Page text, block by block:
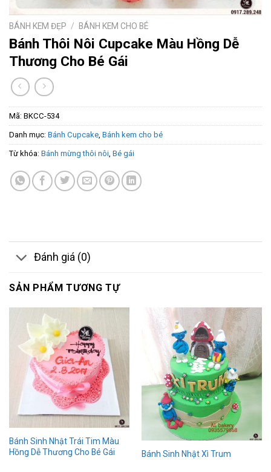
BÁNH KEM ĐẸP / BÁNH KEM CHO BÉ
Bánh Thôi Nôi Cupcake Màu Hồng Dễ
Thương Cho Bé Gái
Mã: BKCC-534
Danh mục: Bánh Cupcake, Bánh kem cho bé
Từ khóa: Bánh mừng thôi nôi, Bé gái
Đánh giá (0)
SẢN PHẨM TƯƠNG TỰ
Bánh Sinh Nhật Trái Tim Màu
Hồng Dễ Thương Cho Bé Gái
Bánh Sinh Nhật Xì Trum